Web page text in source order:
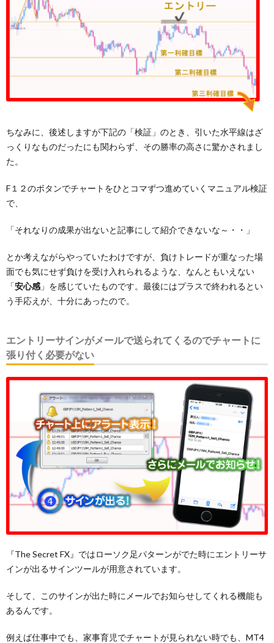
ちなみに、後述しますが下記の「検証」のとき、引いた水平線はざ
っくりなものだったにも関わらず、その勝率の高さに驚かされまし
た。
F１２のボタンでチャートをひとコマずつ進めていくマニュアル検証
で、
「それなりの成果が出ないと記事にして紹介できないな～・・」
とか考えながらやっていたわけですが、負けトレードが重なった場
面でも気にせず負けを受け入れられるような、なんともいえない
「安心感 」を感じていたものです。最後にはプラスで終われるとい
う手応えが、十分にあったので。
エントリーサインがメールで送られてくるのでチャートに
張り付く必要がない
『The Secret FX』ではローソク足パターンがでた時にエントリーサ
インが出るサインツールが用意されています。
そして、このサインが出た時にメールでお知らせしてくれる機能も
あるんです。
例えば仕事中でも、家事育児でチャートが見られない時でも、MT4